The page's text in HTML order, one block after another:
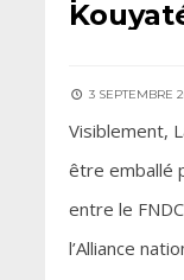
3 SEPTEMBRE
Visiblement,
être emballé
entre le
l’Alliance